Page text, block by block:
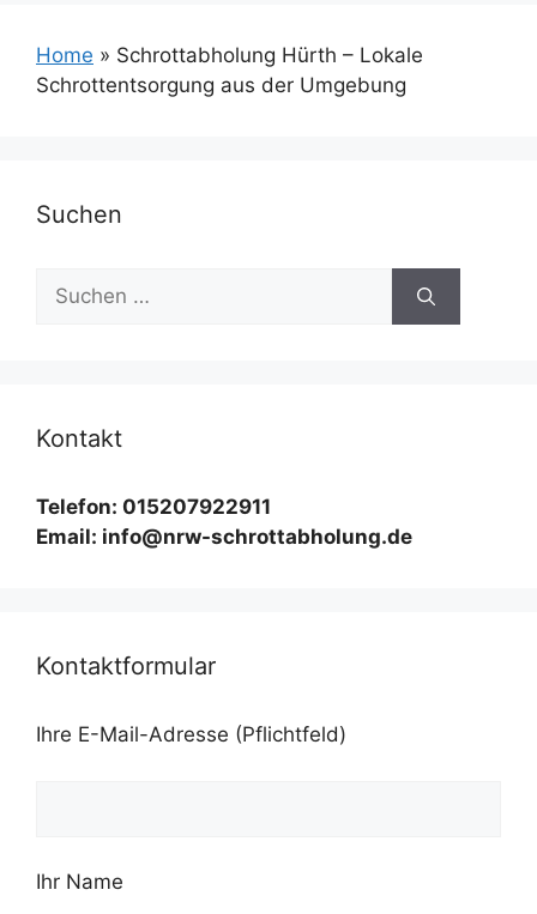
Home » Schrottabholung Hürth – Lokale
Schrottentsorgung aus der Umgebung
Suchen
Suchen
nach:
Kontakt
Telefon: 015207922911
Email: info@nrw-schrottabholung.de
Kontaktformular
Ihre E-Mail-Adresse (Pflichtfeld)
Ihr Name